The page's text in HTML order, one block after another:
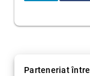
Parteneriat